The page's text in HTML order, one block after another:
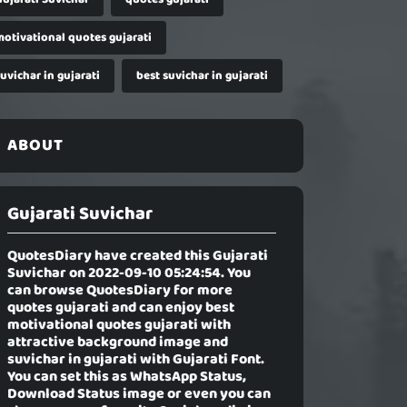
quotes gujarati
in gujarati
best suvichar in gujarati
ABOUT
Gujarati Suvichar
QuotesDiary have created thisGujarati
Suvicharon 2022-09-10 05:24:54. You
can browse QuotesDiary for more
quotes gujarati and can enjoy best
motivational quotes gujarati with
attractive background image and
suvichar in gujarati with Gujarati Font.
You can set this as WhatsApp Status,
Download Status image or even you can